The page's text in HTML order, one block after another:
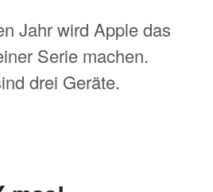
Jahr wird Apple das
Serie machen.
drei Geräte.